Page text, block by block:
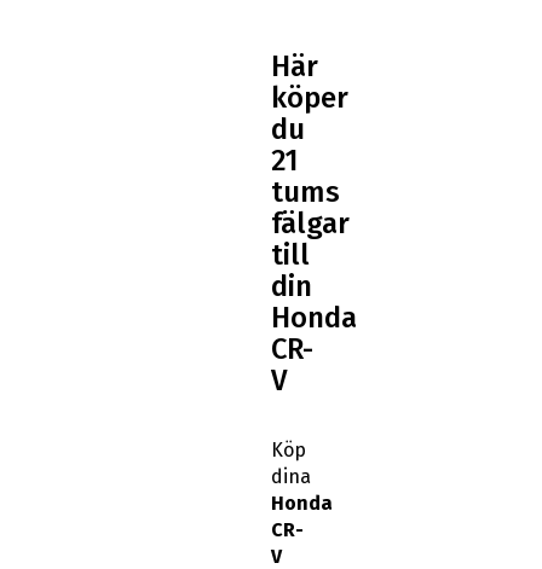
Här
köper
du
21
tums
fälgar
till
din
Honda
CR-
V
Köp
dina
Honda
CR-
V